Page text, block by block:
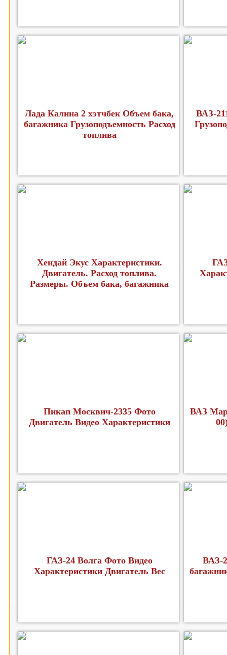
Лада Калина 2 хэтчбек Объем бака,
багажника Грузоподъемность Расход
топлива
ВАЗ-
Хендай Экус Характеристики.
Двигатель. Расход топлива.
Размеры. Объем бака, багажника
Пикап Москвич-2335 Фото
Двигатель Видео Характеристики
ВАЗ
ГАЗ-24 Волга Фото Видео
Характеристики Двигатель Вес
ВАЗ-